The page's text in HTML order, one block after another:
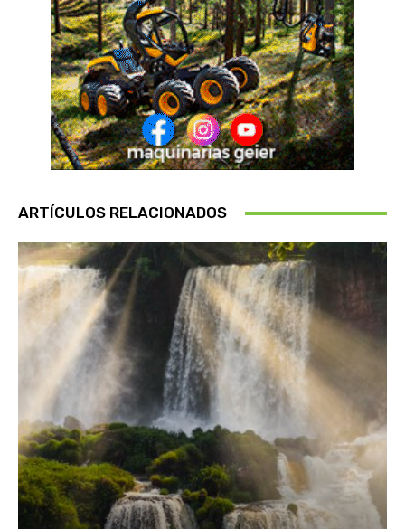
ARTÍCULOS RELACIONADOS